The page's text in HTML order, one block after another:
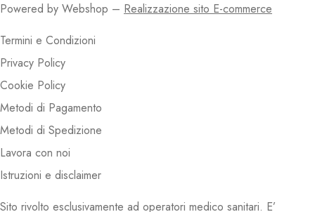
Powered by Webshop – Realizzazione sito E-commerce
Termini e Condizioni
Privacy Policy
Cookie Policy
Metodi di Pagamento
Metodi di Spedizione
Lavora con noi
Istruzioni e disclaimer
Sito rivolto esclusivamente ad operatori medico sanitari. E’